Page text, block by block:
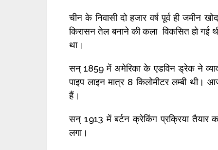
चीन के निवासी दो हजार वर्ष पूर्व ही
किरासन तेल बनाने की कला विकसित हो गई
था।
सन् 1859 में अमेरिका के एडविन ड्रेक ने
पाइप लाइन मात्र 8 किलोमीटर लम्बी थी।
हैं।
सन् 1913 में बर्टन क्रेकिंग प्रक्रिया
लगा।